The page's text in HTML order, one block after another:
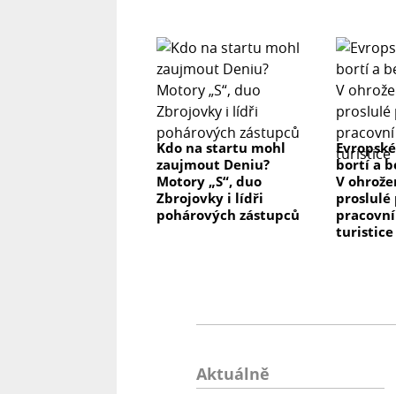
Kdo na startu mohl
zaujmout Deniu?
Motory „S“, duo
Zbrojovky i lídři
pohárových zástupců
bortí a
V
proslulé
turistice
Aktuálně